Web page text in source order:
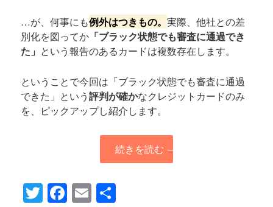
…が、何事にも例外はつきもの。実際、他社との差
別化を図ってか 「ブラック状態でも審査に通過でき
た」 という報告のあるカードは複数存在します。
ということで今回は「ブラック状態でも審査に通過
できた」という評判が確かなクレジットカードのみ
を、ピックアップし紹介します。
続きを読む →
Twitter
Facebook
Email